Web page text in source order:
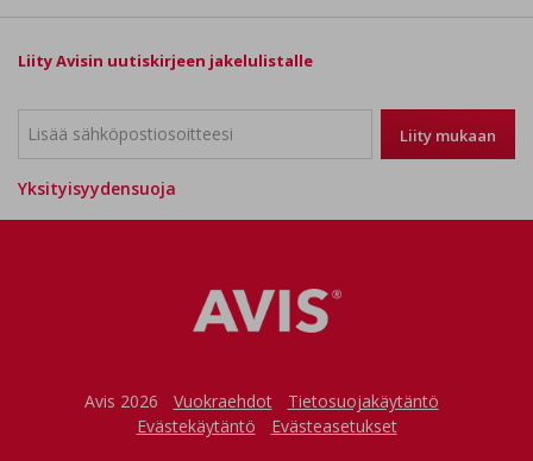
Liity Avisin uutiskirjeen jakelulistalle
Liity mukaan
Yksityisyydensuoja
Avis 2026 Vuokraehdot
Tietosuojakäytäntö
Evästekäytäntö
Evästeasetukset